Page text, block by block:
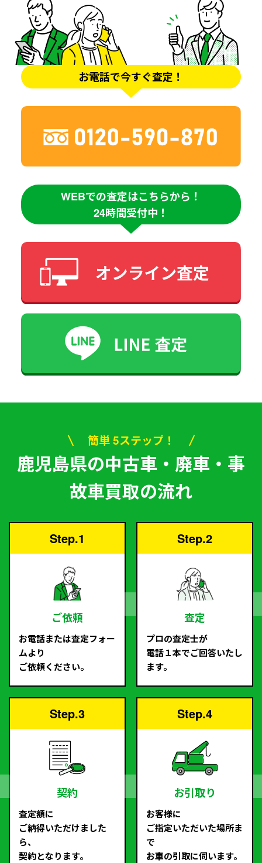
お電話で今すぐ査定！
WEBでの査定はこちらから！
24時間受付中！
簡単 5ステップ！
鹿児島県の中古車・廃車・事
故車買取の流れ
Step.1
ご依頼
お電話または査定フォー
ムより
ご依頼ください。
Step.2
査定
プロの査定士が
電話１本でご回答いたし
ます。
Step.3
契約
査定額に
ご納得いただけました
ら、
契約となります。
Step.4
お引取り
お客様に
ご指定いただいた場所ま
で
お車の引取に伺います。